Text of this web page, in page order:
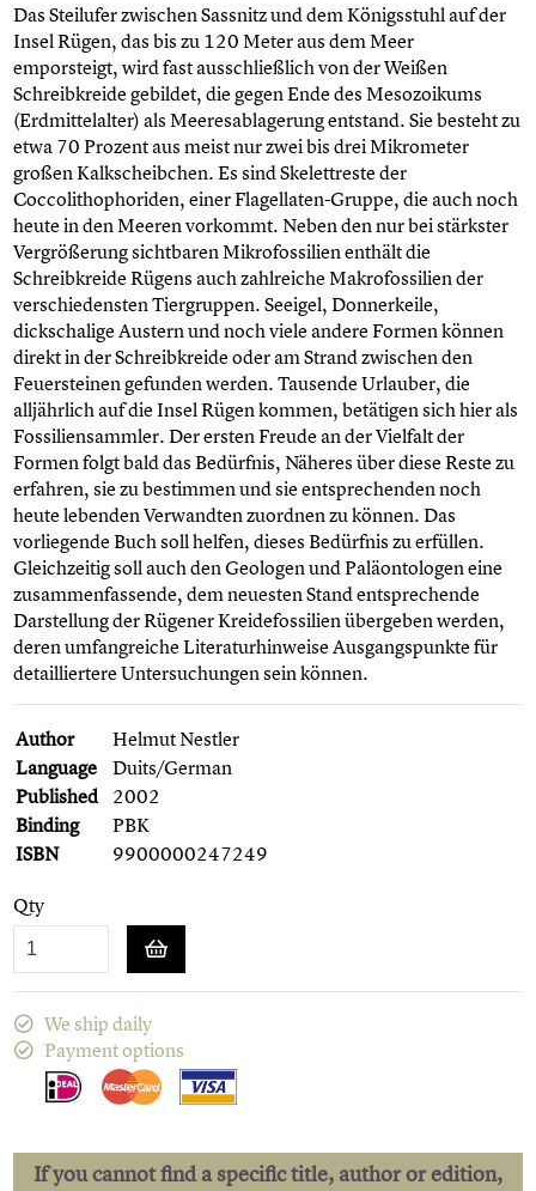
Das Steilufer zwischen Sassnitz und dem Königsstuhl auf der
Insel Rügen, das bis zu 120 Meter aus dem Meer
emporsteigt, wird fast ausschließlich von der Weißen
Schreibkreide gebildet, die gegen Ende des Mesozoikums
(Erdmittelalter) als Meeresablagerung entstand. Sie besteht zu
etwa 70 Prozent aus meist nur zwei bis drei Mikrometer
großen Kalkscheibchen. Es sind Skelettreste der
Coccolithophoriden, einer Flagellaten-Gruppe, die auch noch
heute in den Meeren vorkommt. Neben den nur bei stärkster
Vergrößerung sichtbaren Mikrofossilien enthält die
Schreibkreide Rügens auch zahlreiche Makrofossilien der
verschiedensten Tiergruppen. Seeigel, Donnerkeile,
dickschalige Austern und noch viele andere Formen können
direkt in der Schreibkreide oder am Strand zwischen den
Feuersteinen gefunden werden. Tausende Urlauber, die
alljährlich auf die Insel Rügen kommen, betätigen sich hier als
Fossiliensammler. Der ersten Freude an der Vielfalt der
Formen folgt bald das Bedürfnis, Näheres über diese Reste zu
erfahren, sie zu bestimmen und sie entsprechenden noch
heute lebenden Verwandten zuordnen zu können. Das
vorliegende Buch soll helfen, dieses Bedürfnis zu erfüllen.
Gleichzeitig soll auch den Geologen und Paläontologen eine
zusammenfassende, dem neuesten Stand entsprechende
Darstellung der Rügener Kreidefossilien übergeben werden,
deren umfangreiche Literaturhinweise Ausgangspunkte für
detailliertere Untersuchungen sein können.
Author
Helmut Nestler
Language
Duits/German
Published 2002
Binding
PBK
ISBN
9900000247249
Qty
We ship daily
Payment options
If you cannot find a specific title, author or edition,